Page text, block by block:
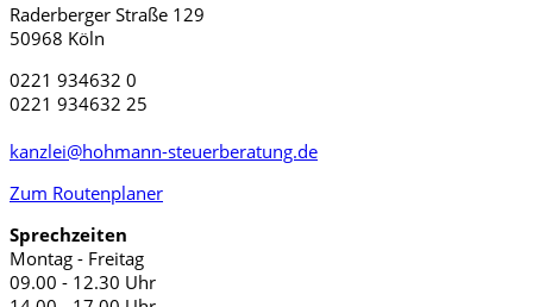
Raderberger Straße 129
50968 Köln
0221 934632 0
0221 934632 25
kanzlei@hohmann-steuerberatung.de
Zum Routenplaner
Sprechzeiten
Montag - Freitag
09.00 - 12.30 Uhr